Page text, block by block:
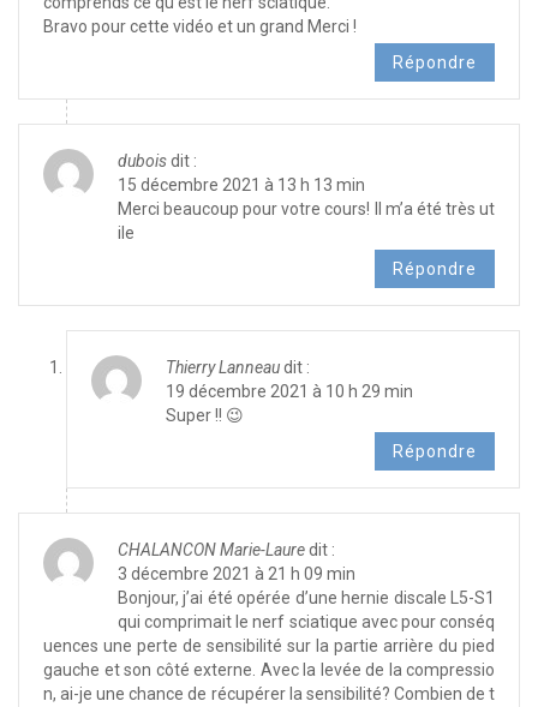
Bravo pour cette vidéo et un grand Merci !
Répondre
duboisdit :
15 décembre 2021 à 13 h 13 min
Merci beaucoup pour votre cours! Il m’a été très ut
ile
Répondre
Thierry Lanneaudit :
19 décembre 2021 à 10 h 29 min
Super !! 😉
Répondre
CHALANCON Marie-Lauredit :
3 décembre 2021 à 21 h 09 min
Bonjour, j’ai été opérée d’une hernie discale L5-S1
qui comprimait le nerf sciatique avec pour conséq
uences une perte de sensibilité sur la partie arrière du pied
gauche et son côté externe. Avec la levée de la compressio
n, ai-je une chance de récupérer la sensibilité? Combien de t